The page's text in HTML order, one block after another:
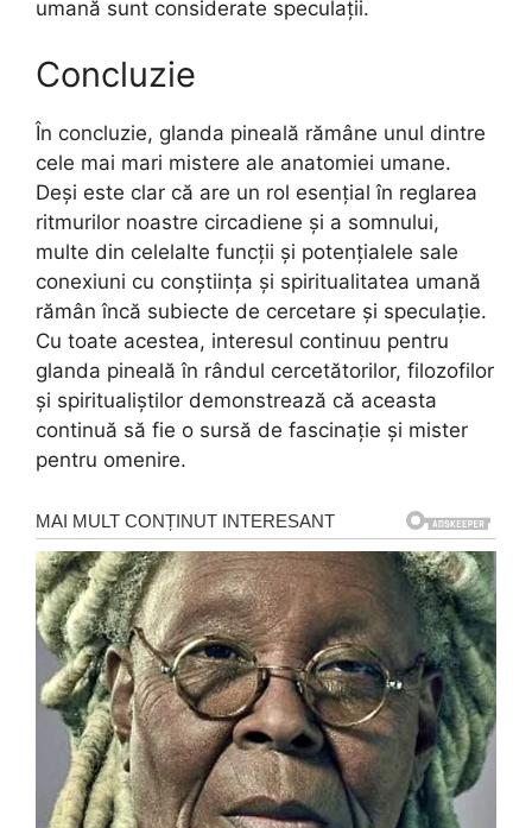
umană sunt considerate speculații.
Concluzie
În concluzie, glanda pineală rămâne unul dintre
cele mai mari mistere ale anatomiei umane.
Deși este clar că are un rol esențial în reglarea
ritmurilor noastre circadiene și a somnului,
multe din celelalte funcții și potențialele sale
conexiuni cu conștiința și spiritualitatea umană
rămân încă subiecte de cercetare și speculație.
Cu toate acestea, interesul continuu pentru
glanda pineală în rândul cercetătorilor, filozofilor
și spiritualiștilor demonstrează că aceasta
continuă să fie o sursă de fascinație și mister
pentru omenire.